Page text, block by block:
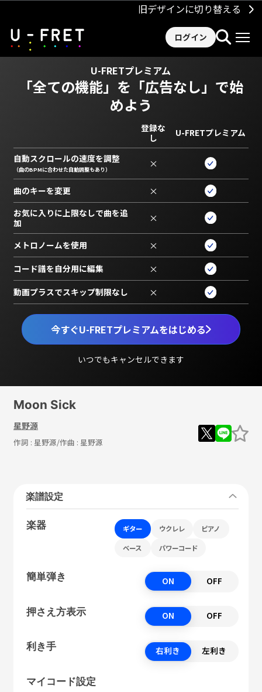
旧デザインに切り替える
ログイン
U-FRETプレミアム
「全ての機能」を 「広告なし」で始
めよう
今すぐU-FRETプレミアムをはじめる
いつでもキャンセルできます
登録な
し
U-FRETプレミアム
自動スクロールの速度を調整
（曲のBPMに合わせた自動調整もあり） ×
曲のキーを変更 ×
お気に入りに上限なしで曲を追
加
×
メトロノームを使用 ×
コード譜を自分用に編集 ×
動画プラスでスキップ制限なし ×
Moon Sick
星野源
作詞 : 星野源/作曲 : 星野源
楽譜設定
楽器 ギター ウクレレ ピアノ
ベース パワーコード
簡単弾き ON OFF
押さえ方表示 ON OFF
利き手 右利き 左利き
マイコード設定